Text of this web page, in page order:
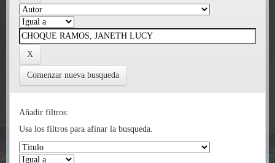
Comenzar nueva busqueda
Añadir filtros:
Usa los filtros para afinar la busqueda.